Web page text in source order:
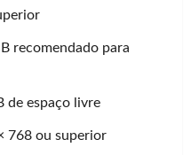
recomendado para
de espaço livre
768 ou superior